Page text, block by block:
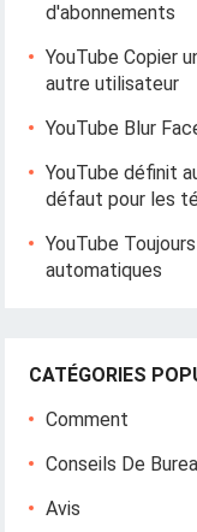
d'abonnements
YouTube Copier
autre utilisateur
YouTube Blur
YouTube définit
défaut pour les
YouTube
automatiques
CATÉGORIES
Comment
Conseils De
Avis